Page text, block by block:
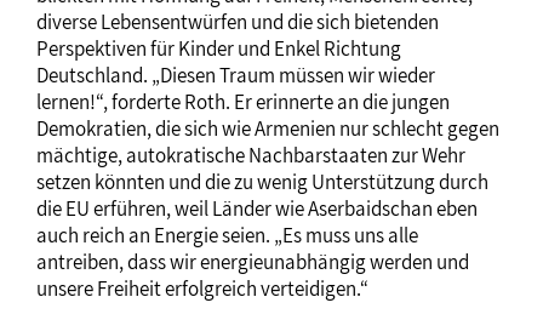
diverse Lebensentwürfen und die sich bietenden
Perspektiven für Kinder und Enkel Richtung
Deutschland. „Diesen Traum müssen wir wieder
lernen!“, forderte Roth. Er erinnerte an die jungen
Demokratien, die sich wie Armenien nur schlecht gegen
mächtige, autokratische Nachbarstaaten zur Wehr
setzen könnten und die zu wenig Unterstützung durch
die EU erführen, weil Länder wie Aserbaidschan eben
auch reich an Energie seien. „Es muss uns alle
antreiben, dass wir energieunabhängig werden und
unsere Freiheit erfolgreich verteidigen.“